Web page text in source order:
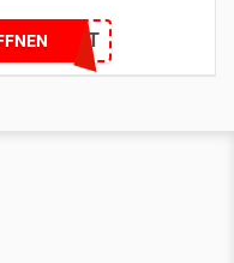
BENÖTIGT